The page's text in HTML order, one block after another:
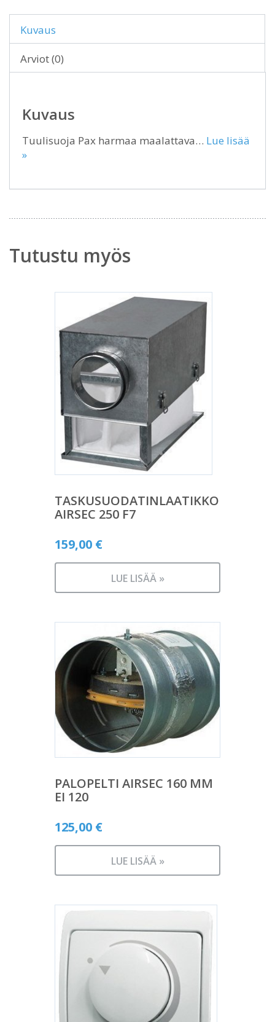
Kuvaus
Arviot (0)
Kuvaus
Tuulisuoja Pax harmaa maalattava… Lue lisää
»
Tutustu myös
TASKUSUODATINLAATIKKO
AIRSEC 250 F7
159,00 €
LUE LISÄÄ »
PALOPELTI AIRSEC 160 MM
EI 120
125,00 €
LUE LISÄÄ »